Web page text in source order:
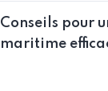
Conseils pour
maritime